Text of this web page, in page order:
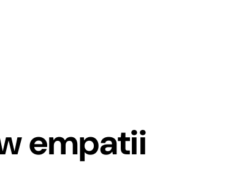
empatii